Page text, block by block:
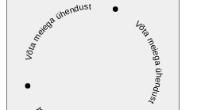
Võta meiega ühendust Võta meiega ühendust